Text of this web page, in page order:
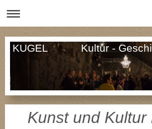
KUGEL Kultur -
Kunst und Kultur